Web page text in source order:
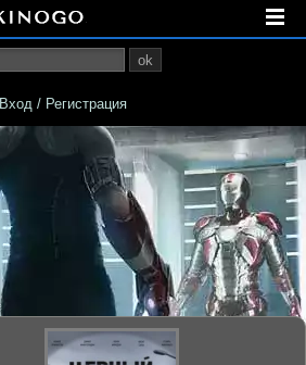
ok
Вход / Регистрация